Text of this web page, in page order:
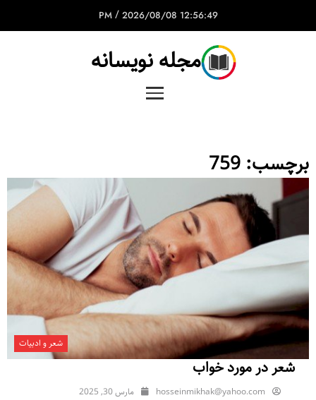
12:56:49 PM
/ 2026/08/08
مجله نویسانه
برچسب: 759
شعر و ادبیات
شعر در مورد خواب
hosseinmikhak@yahoo.com مارس 30, 2025